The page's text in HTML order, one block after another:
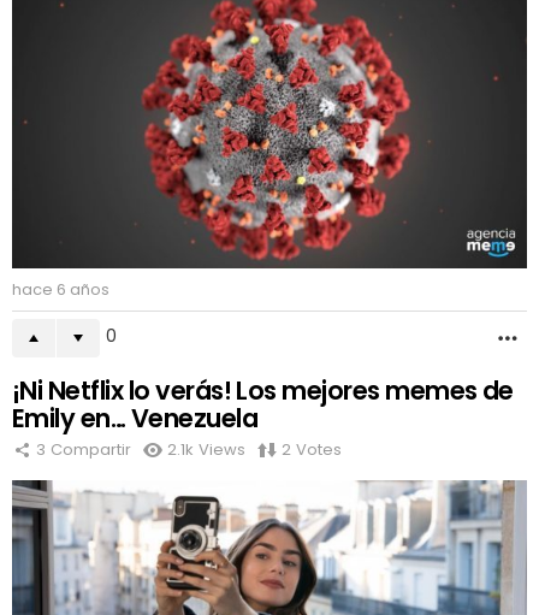
hace 6 años
0
¡Ni Netflix lo verás! Los mejores memes de
Emily en… Venezuela
3 Compartir 2.1k Views 2 Votes